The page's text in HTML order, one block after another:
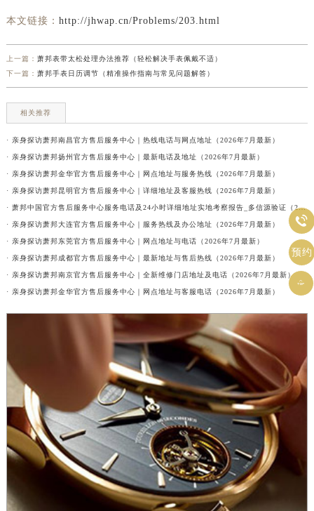
本文链接： http://jhwap.cn/Problems/203.html
上一篇： 萧邦表带太松处理办法推荐（轻松解决手表佩戴不适）
下一篇： 萧邦手表日历调节（精准操作指南与常见问题解答）
相关推荐
· 亲身探访萧邦南昌官方售后服务中心｜热线电话与网点地址（2026年7月最新）
· 亲身探访萧邦扬州官方售后服务中心｜最新电话及地址（2026年7月最新）
· 亲身探访萧邦金华官方售后服务中心｜网点地址与服务热线（2026年7月最新）
· 亲身探访萧邦昆明官方售后服务中心｜详细地址及客服热线（2026年7月最新）
· 萧邦中国官方售后服务中心服务电话及24小时详细地址实地考察报告_多信源验证（2026年7月最新）
· 亲身探访萧邦大连官方售后服务中心｜服务热线及办公地址（2026年7月最新）
· 亲身探访萧邦东莞官方售后服务中心｜网点地址与电话（2026年7月最新）
· 亲身探访萧邦成都官方售后服务中心｜最新地址与售后热线（2026年7月最新）
· 亲身探访萧邦南京官方售后服务中心｜全新维修门店地址及电话（2026年7月最新）
· 亲身探访萧邦金华官方售后服务中心｜网点地址与客服电话（2026年7月最新）

预约
